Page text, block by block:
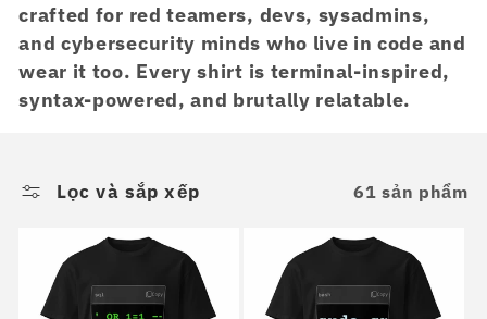
t
ậ
:
crafted for red teamers, devs, sysadmins,
and cybersecurity minds who live in code and
wear it too. Every shirt is terminal-inspired,
syntax-powered, and brutally relatable.
Lọc và sắp xếp 61 sản phẩm